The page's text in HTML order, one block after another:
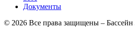
Документы
© 2026 Все права защищены – Бассейн